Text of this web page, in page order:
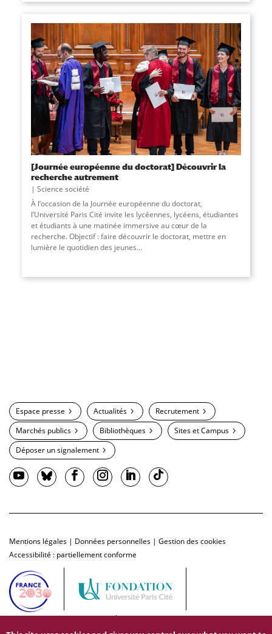
[Journée européenne du doctorat] Découvrir la
recherche autrement
Science société
À l’occasion de la Journée européenne du doctorat,
l’Université Paris Cité invite les lycéennes, lycéens, étudiantes
et étudiants à une matinée immersive au cœur de la
recherche. Objectif : faire découvrir le doctorat, mettre en
lumière le quotidien des jeunes...
Espace presse Actualités
Recrutement
Marchés publics
Bibliothèques
Sites et Campus
Déposer un signalement
Mentions légales | Données personnelles | Gestion des cookies
Accessibilité : partiellement conforme